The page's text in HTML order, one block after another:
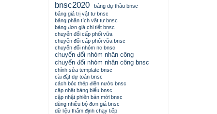
bnsc2020
bảng dự thầu bnsc
bảng giá trị vật tư bnsc
bảng phân tích vật tư bnsc
bảng đơn giá chi tiết bnsc
chuyển đổi cấp phối vữa
chuyển đổi cấp phối vữa bnsc
chuyển đổi nhóm nc bnsc
chuyển đổi nhóm nhân công
chuyển đổi nhóm nhân công bnsc
chỉnh sửa template bnsc
cài đặt dự toán bnsc
cách bóc thép điện nước bnsc
cập nhật bảng biểu bnsc
cập nhật phiên bản mới bnsc
dùng nhiều bộ đơn giá bnsc
dữ liệu thẩm định chạy tiếp